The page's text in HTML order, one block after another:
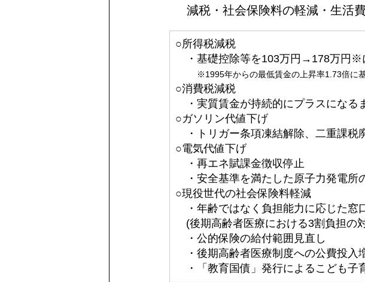
減税・社会保険料の軽減・生活
○所得税減税
・基礎控除等を103万円→178万円※
※1995年からの最低賃金の上昇率1.73倍に
○消費税減税
・実質賃金が持続的にプラスになる
○ガソリン代値下げ
・トリガー条項凍結解除、二重課税
○電気代値下げ
・再エネ賦課金徴収停止
・安全基準を満たした原子力発電所
○現役世代の社会保険料軽減
・年齢ではなく負担能力に応じた窓
(後期高齢者医療における3割負担の
・公的保険の給付範囲見直し
・後期高齢者医療制度への公費投入
・「教育国債」発行によるこども子